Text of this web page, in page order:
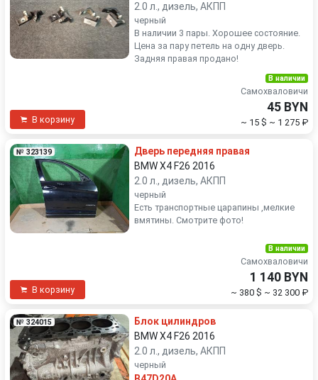
2.0 л., дизель, АКПП
черный
В наличии 3 пары. Хорошее состояние.
Цена за пару петель на одну дверь.
Задняя правая продано!
В корзину
В наличии
Самохваловичи
45 BYN
~ 15 $ ~ 1 275 ₽
№ 323139
Дверь передняя правая
BMW X4 F26 2016
2.0 л., дизель, АКПП
черный
Есть транспортные царапины ,мелкие
вмятины. Смотрите фото!
В корзину
В наличии
Самохваловичи
1 140 BYN
~ 380 $ ~ 32 300 ₽
№ 324015
Блок цилиндров
BMW X4 F26 2016
2.0 л., дизель, АКПП
черный